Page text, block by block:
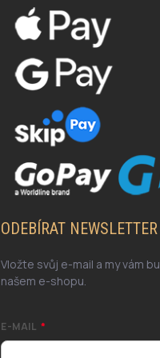
ODEBÍRAT NEWSLETTER
Vložte svůj e-mail a my vám
našem e-shopu.
E-MAIL